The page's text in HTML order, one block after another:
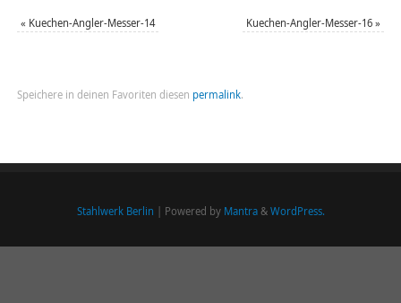
« Kuechen-Angler-Messer-14 Kuechen-Angler-Messer-16 »
Speichere in deinen Favoriten diesen permalink.
Stahlwerk Berlin | Powered by Mantra& WordPress.